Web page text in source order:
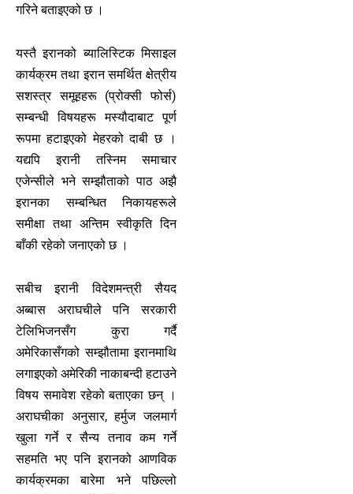
गरिने बताइएको छ ।
यस्तै इरानको ब्यालिस्टिक मिसाइल
कार्यक्रम तथा इरान समर्थित क्षेत्रीय
सशस्त्र समूहहरू (प्रोक्सी फोर्स)
सम्बन्धी विषयहरू मस्यौदाबाट पूर्ण
रूपमा हटाइएको मेहरको दाबी छ ।
यद्यपि इरानी तस्निम समाचार
एजेन्सीले भने सम्झौताको पाठ अझै
इरानका सम्बन्धित निकायहरूले
समीक्षा तथा अन्तिम स्वीकृति दिन
बाँकी रहेको जनाएको छ ।
सबीच इरानी विदेशमन्त्री सैयद
अब्बास अराघचीले पनि सरकारी
टेलिभिजनसँग कुरा गर्दै
अमेरिकासँगको सम्झौतामा इरानमाथि
लगाइएको अमेरिकी नाकाबन्दी हटाउने
विषय समावेश रहेको बताएका छन् ।
अराघचीका अनुसार, हर्मुज जलमार्ग
खुला गर्ने र सैन्य तनाव कम गर्ने
सहमति भए पनि इरानको आणविक
कार्यक्रमका बारेमा भने पछिल्लो